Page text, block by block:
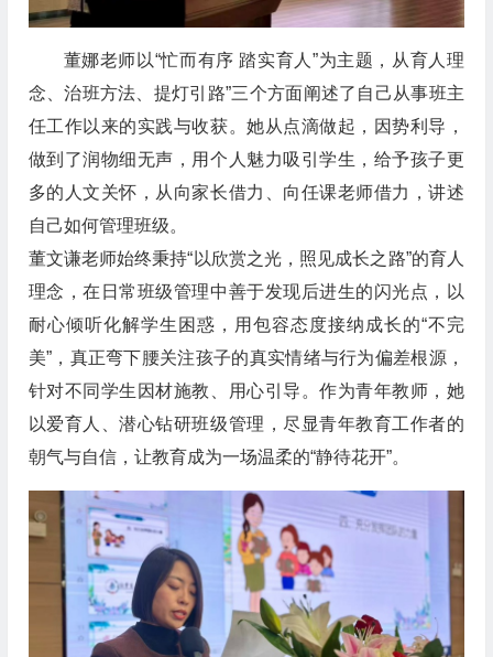
董娜老师以“忙而有序 踏实育人”为主题，从育人理
念、治班方法、提灯引路”三个方面阐述了自己从事班主
任工作以来的实践与收获。她从点滴做起，因势利导，
做到了润物细无声，用个人魅力吸引学生，给予孩子更
多的人文关怀，从向家长借力、向任课老师借力，讲述
自己如何管理班级。
董文谦老师始终秉持“以欣赏之光，照见成长之路”的育人
理念，在日常班级管理中善于发现后进生的闪光点，以
耐心倾听化解学生困惑，用包容态度接纳成长的“不完
美”，真正弯下腰关注孩子的真实情绪与行为偏差根源，
针对不同学生因材施教、用心引导。作为青年教师，她
以爱育人、潜心钻研班级管理，尽显青年教育工作者的
朝气与自信，让教育成为一场温柔的“静待花开”。